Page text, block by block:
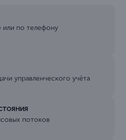
или по телефону
управленческого учёта
потоков